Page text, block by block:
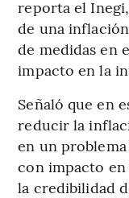
reporta el
de una
de medidas en
impacto en la
Señaló que en
reducir la
en un
con impacto
la credibilidad